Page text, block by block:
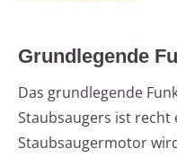
Grundlegende
Das grundlegende
Staubsaugers ist recht
Staubsaugermotor